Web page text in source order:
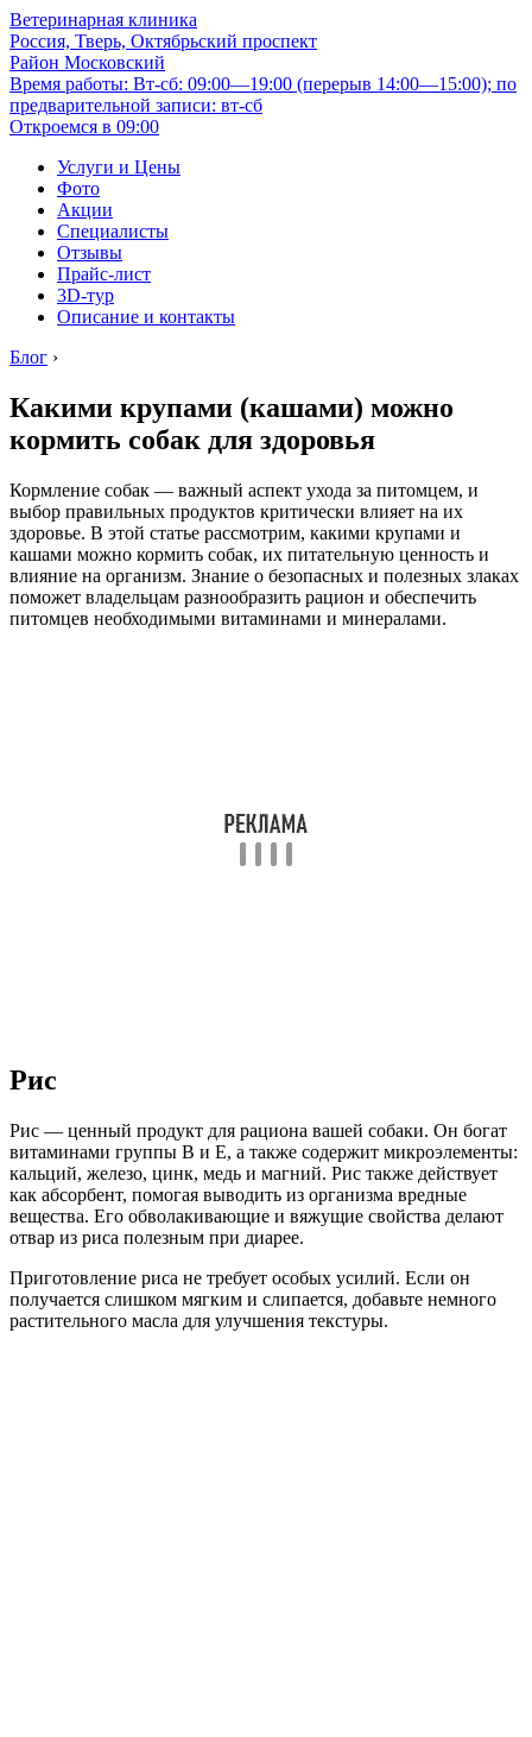
Ветеринарная клиника
Россия, Тверь, Октябрьский проспект
Район Московский
Время работы: Вт-сб: 09:00—19:00 (перерыв 14:00—15:00); по
предварительной записи: вт-сб
Откроемся в 09:00
Услуги и Цены
Фото
Акции
Специалисты
Отзывы
Прайс-лист
3D-тур
Описание и контакты
Блог ›
Какими крупами (кашами) можно
кормить собак для здоровья
Кормление собак — важный аспект ухода за питомцем, и
выбор правильных продуктов критически влияет на их
здоровье. В этой статье рассмотрим, какими крупами и
кашами можно кормить собак, их питательную ценность и
влияние на организм. Знание о безопасных и полезных злаках
поможет владельцам разнообразить рацион и обеспечить
питомцев необходимыми витаминами и минералами.
Рис
Рис — ценный продукт для рациона вашей собаки. Он богат
витаминами группы В и Е, а также содержит микроэлементы:
кальций, железо, цинк, медь и магний. Рис также действует
как абсорбент, помогая выводить из организма вредные
вещества. Его обволакивающие и вяжущие свойства делают
отвар из риса полезным при диарее.
Приготовление риса не требует особых усилий. Если он
получается слишком мягким и слипается, добавьте немного
растительного масла для улучшения текстуры.